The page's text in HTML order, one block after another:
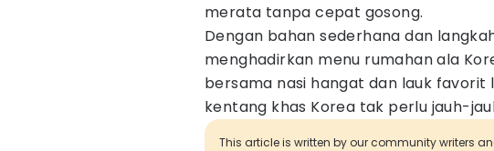
merata tanpa cepat gosong.
Dengan bahan sederhana dan
menghadirkan menu rumahan ala
bersama nasi hangat dan lauk favorit
kentang khas Korea tak perlu jauh-
This article is written by our community writers